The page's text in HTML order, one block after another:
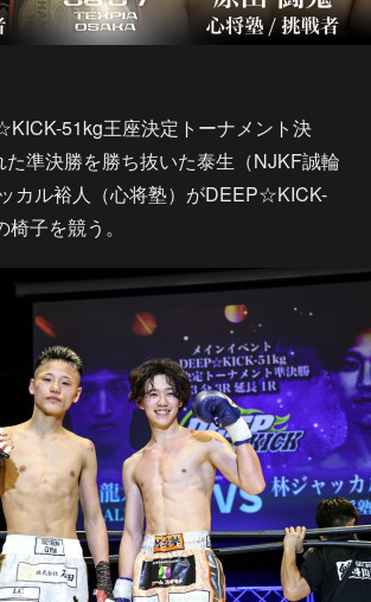
51kg王座決定トーナメント決
た準決勝を勝ち抜いた泰生（NJKF誠輪
カル裕人（心将塾）がDEEP☆KICK-
子を競う。